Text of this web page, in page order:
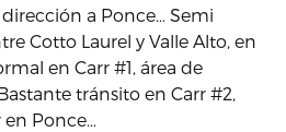
a Ponce… Semi
Cotto Laurel y Valle Alto, en
en Carr #1, área de
tránsito en Carr #2,
Ponce…